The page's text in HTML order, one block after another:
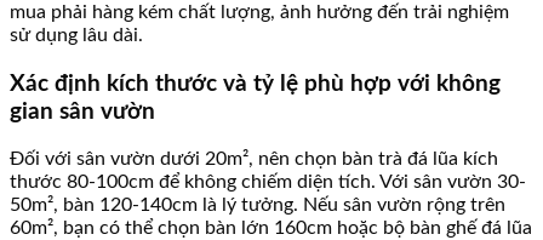
mua phải hàng kém chất lượng, ảnh hưởng đến trải nghiệm
sử dụng lâu dài.
Xác định kích thước và tỷ lệ phù hợp với không
gian sân vườn
Đối với sân vườn dưới 20m², nên chọn bàn trà đá lũa kích
thước 80-100cm để không chiếm diện tích. Với sân vườn 30-
50m², bàn 120-140cm là lý tưởng. Nếu sân vườn rộng trên
60m², bạn có thể chọn bàn lớn 160cm hoặc bộ bàn ghế đá lũa